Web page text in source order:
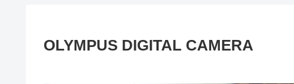
OLYMPUS DIGITAL CAMERA